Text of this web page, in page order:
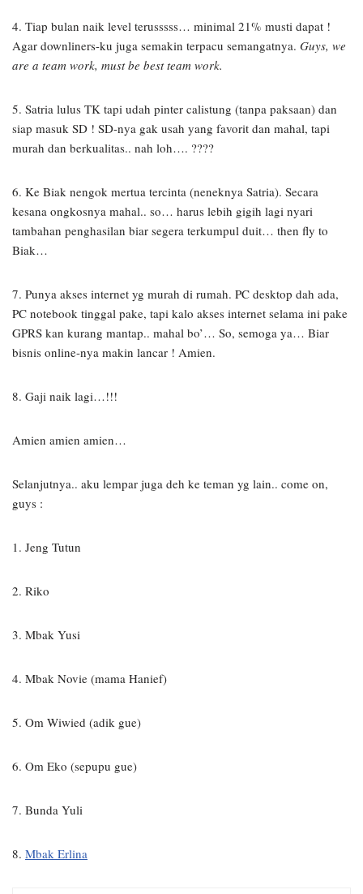
4. Tiap bulan naik level terusssss… minimal 21% musti dapat !
Agar downliners-ku juga semakin terpacu semangatnya. Guys, we
are a team work, must be best team work.
5. Satria lulus TK tapi udah pinter calistung (tanpa paksaan) dan
siap masuk SD ! SD-nya gak usah yang favorit dan mahal, tapi
murah dan berkualitas.. nah loh…. ????
6. Ke Biak nengok mertua tercinta (neneknya Satria). Secara
kesana ongkosnya mahal.. so… harus lebih gigih lagi nyari
tambahan penghasilan biar segera terkumpul duit… then fly to
Biak…
7. Punya akses internet yg murah di rumah. PC desktop dah ada,
PC notebook tinggal pake, tapi kalo akses internet selama ini pake
GPRS kan kurang mantap.. mahal bo’… So, semoga ya… Biar
bisnis online-nya makin lancar ! Amien.
8. Gaji naik lagi…!!!
Amien amien amien…
Selanjutnya.. aku lempar juga deh ke teman yg lain.. come on,
guys :
1. Jeng Tutun
2. Riko
3. Mbak Yusi
4. Mbak Novie (mama Hanief)
5. Om Wiwied (adik gue)
6. Om Eko (sepupu gue)
7. Bunda Yuli
8. Mbak Erlina